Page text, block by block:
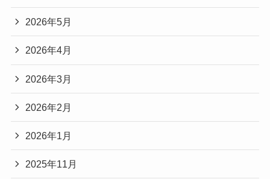
2026年5月
2026年4月
2026年3月
2026年2月
2026年1月
2025年11月